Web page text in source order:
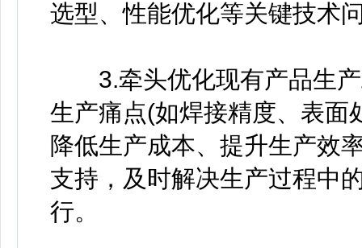
选型、性能优化等关键技术
3.牵头优化现有产品生产
生产痛点(如焊接精度、表面
降低生产成本、提升生产效
支持，及时解决生产过程中
行。